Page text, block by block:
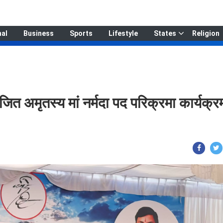
Business Sports Lifestyle States Religion
अमृतस्य मां नर्मदा पद परिक्रमा